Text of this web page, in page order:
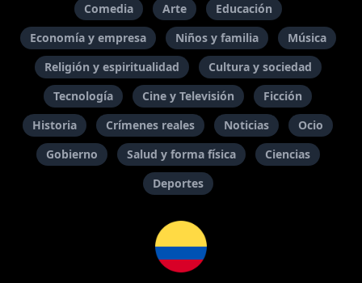
Comedia Arte
Educación
Economía y empresa
Niños y familia
Música
Religión y espiritualidad
Cultura y sociedad
Tecnología
Cine y Televisión
Ficción
Historia
Crímenes reales Noticias
Ocio
Gobierno
Salud y forma física
Ciencias
Deportes